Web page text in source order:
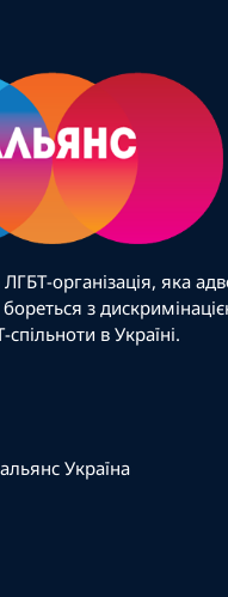
ЛГБТ-організація, яка
з
в Україні.
Україна